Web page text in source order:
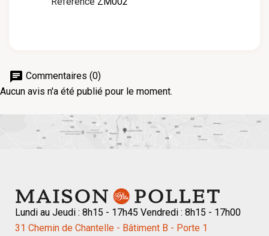
chat Commentaires (0)
Aucun avis n'a été publié pour le moment.
Lundi au Jeudi : 8h15 - 17h45 Vendredi : 8h15 - 17h00
31 Chemin de Chantelle - Bâtiment B - Porte 1